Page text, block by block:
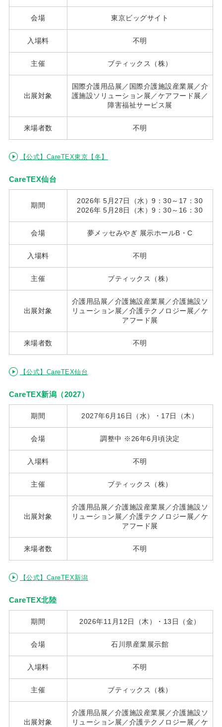
会場 東京ビッグサイト
入場料 不明
主催 ブティックス（株）
出展対象
国際介護用品展／国際介護施設産業展／介
護施設ソリューション展／ケアフード展／
障害福祉サービス展
来場者数 不明
【公式】CareTEX東京【冬】
CareTEX仙台
期間
2026年 5月27日（水）9：30～17：30
2026年 5月28日（木）9：30～16：30
会場 夢メッセみやぎ 展示ホールB・C
入場料 不明
主催 ブティックス（株）
出展対象
介護用品展／介護施設産業展／介護施設ソ
リューション展／介護テクノロジー展／ケ
アフード展
来場者数 不明
【公式】CareTEX仙台
CareTEX新潟（2027）
期間 2027年6月16日（水）・17日（木）
会場 調整中 ※26年6月頃決定
入場料 不明
主催 ブティックス（株）
出展対象
介護用品展／介護施設産業展／介護施設ソ
リューション展／介護テクノロジー展／ケ
アフード展
来場者数 不明
【公式】CareTEX新潟
CareTEX北陸
期間 2026年11月12日（木）・13日（金）
会場 石川県産業展示館
入場料 不明
主催 ブティックス（株）
出展対象
介護用品展／介護施設産業展／介護施設ソ
リューション展／介護テクノロジー展／ケ